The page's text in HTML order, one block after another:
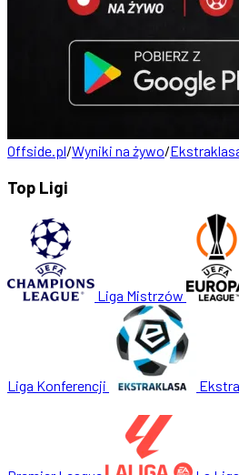
Offside.pl/Wyniki na żywo/
Top Ligi
Liga Mistrzów
Liga Konferencji